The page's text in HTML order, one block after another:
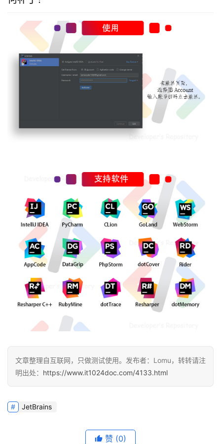
文章整理自互联网，只做测试使用。发布者：Lomu，转转请注
明出处： https://www.it1024doc.com/4133.html
JetBrains
赞 (0)